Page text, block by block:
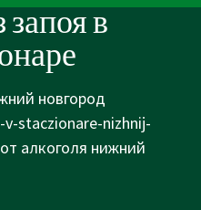
в
новгород
staczionare-nizhnij-
алкоголя нижний